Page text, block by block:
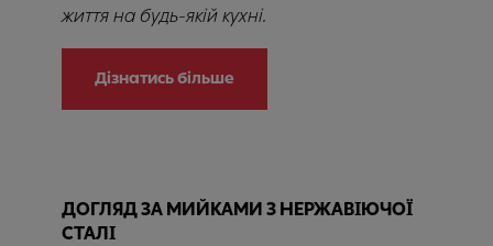
життя на будь-якій кухні.
Дізнатись більше
ДОГЛЯД ЗА МИЙКАМИ З НЕРЖАВІЮЧОЇ
СТАЛІ